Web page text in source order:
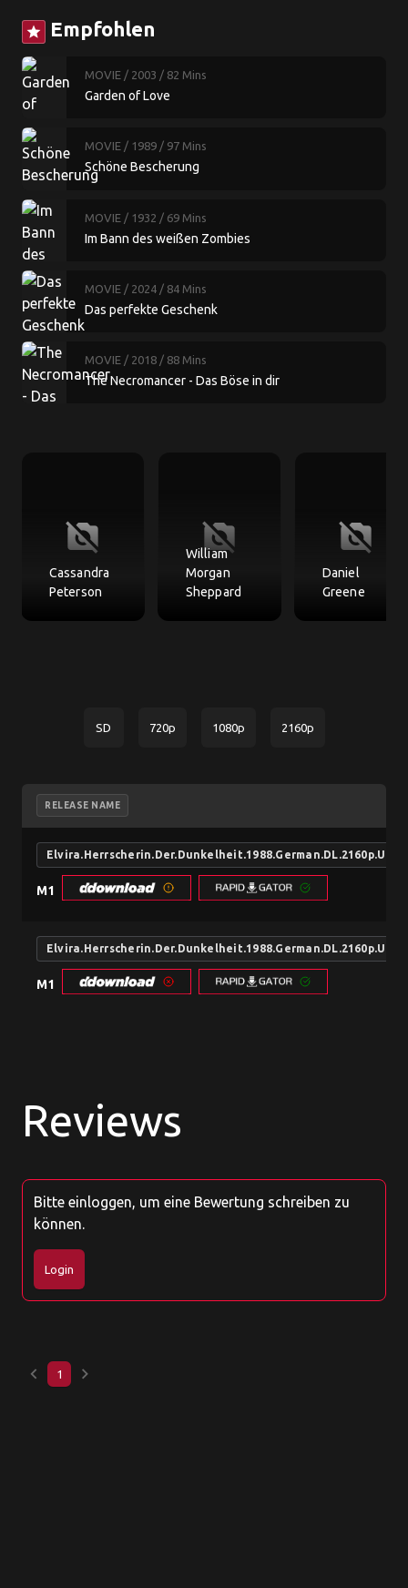
star Empfohlen
MOVIE / 2003 / 82 Mins
Garden of Love
MOVIE / 1989 / 97 Mins
Schöne Bescherung
MOVIE / 1932 / 69 Mins
Im Bann des weißen Zombies
MOVIE / 2024 / 84 Mins
Das perfekte Geschenk
MOVIE / 2018 / 88 Mins
The Necromancer - Das Böse in dir
no_photography
Cassandra
Peterson
no_photography
William
Morgan
Sheppard
no_photography
Daniel
Greene
SD 720p 1080p 2160p
RELEASE NAME
M1
M1
Reviews
Bitte einloggen, um eine Bewertung schreiben zu
können.
Login
keyboard_arrow_left 1 keyboard_arrow_right